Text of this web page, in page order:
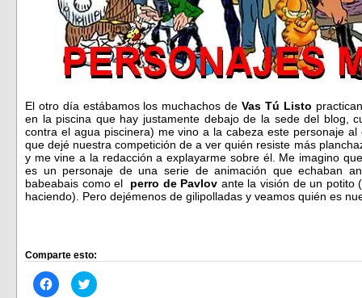
El otro día estábamos los muchachos de Vas Tú Listo
en la piscina que hay justamente debajo de la sede del blog,
contra el agua piscinera) me vino a la cabeza este personaje
que dejé nuestra competición de a ver quién resiste más
y me vine a la redacción a explayarme sobre él. Me imagino
es un personaje de una serie de animación que echaban
babeabais como el
perro de Pavlov ante la visión de un potito
haciendo). Pero dejémenos de gilipolladas y veamos quién es
Comparte esto:
Haz
clic
Haz
clic